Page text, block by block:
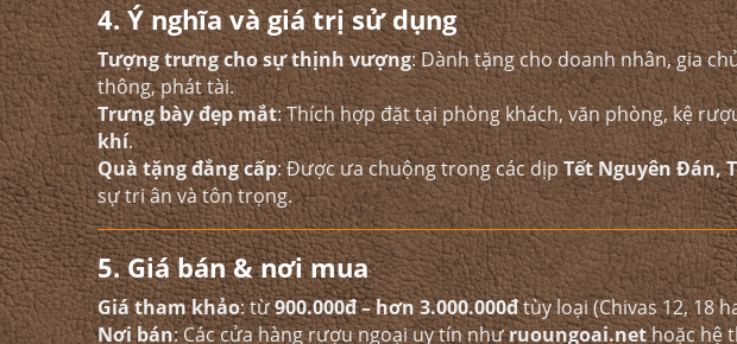
4. Ý nghĩa và giá trị sử dụng
Tượng trưng cho sự thịnh vượng: Dành tặng cho doanh nhân, gia
thông, phát tài.
Trưng bày đẹp mắt: Thích hợp đặt tại phòng khách, văn phòng, kệ
khí.
Quà tặng đẳng cấp: Được ưa chuộng trong các dịpTết Nguyên Đán,
sự tri ân và tôn trọng.
5. Giá bán & nơi mua
Giá tham khảo: từ900.000đ – hơn 3.000.000đtùy loại (Chivas 12, 18
Nơi bán: Các cửa hàng rượu ngoại uy tín nhưruoungoai.nethoặc hệ